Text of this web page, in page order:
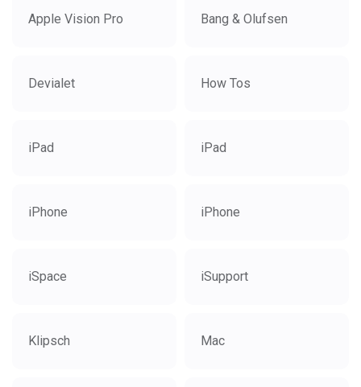
Apple Vision Pro Bang & Olufsen
Devialet How Tos
iPad iPad
iPhone iPhone
iSpace iSupport
Klipsch Mac